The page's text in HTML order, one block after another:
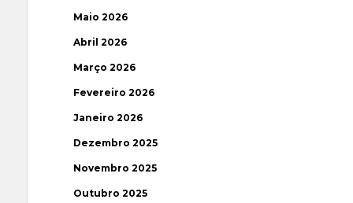
Maio 2026
Abril 2026
Março 2026
Fevereiro 2026
Janeiro 2026
Dezembro 2025
Novembro 2025
Outubro 2025